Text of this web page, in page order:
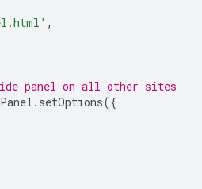
,
panel on all other sites
. setOptions({